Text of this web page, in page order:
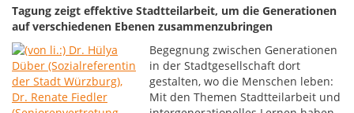
Tagung zeigt effektive Stadtteilarbeit, um die Generationen
auf verschiedenen Ebenen zusammenzubringen
Begegnung zwischen Generationen
in der Stadtgesellschaft dort
gestalten, wo die Menschen leben:
Mit den Themen Stadtteilarbeit und